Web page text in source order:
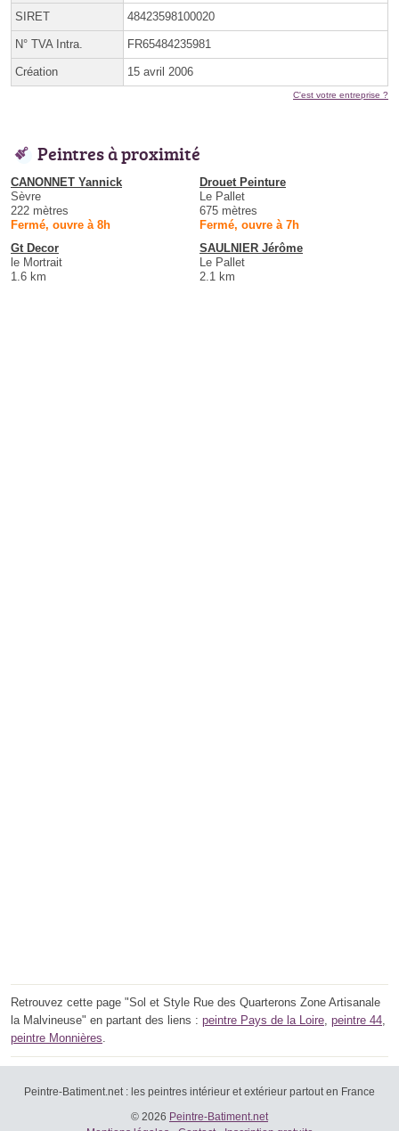
SIRET 48423598100020
N° TVA Intra. FR65484235981
Création 15 avril 2006
C'est votre entreprise ?
Peintres à proximité
CANONNET Yannick
Sèvre
222 mètres
Fermé, ouvre à 8h
Drouet Peinture
Le Pallet
675 mètres
Fermé, ouvre à 7h
Gt Decor
le Mortrait
1.6 km
SAULNIER Jérôme
Le Pallet
2.1 km
Retrouvez cette page "Sol et Style Rue des Quarterons Zone Artisanale
la Malvineuse" en partant des liens : peintre Pays de la Loire peintre 44
peintre Monnières
Peintre-Batiment.net : les peintres intérieur et extérieur partout en France
© 2026 Peintre-Batiment.net